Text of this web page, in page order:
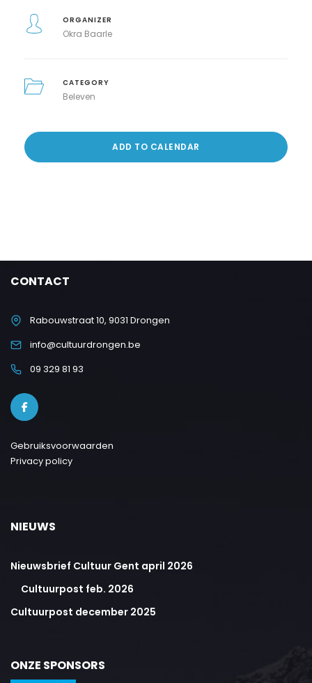
ORGANIZER
Okra Baarle
CATEGORY
Beleven
ADD TO CALENDAR
CONTACT
Rabouwstraat 10, 9031 Drongen
info@cultuurdrongen.be
09 329 81 93
Gebruiksvoorwaarden
Privacy policy
NIEUWS
Nieuwsbrief Cultuur Gent april 2026
Cultuurpost feb. 2026
Cultuurpost december 2025
ONZE SPONSORS